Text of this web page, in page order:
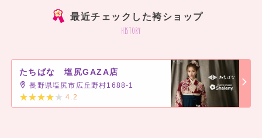
最近チェックした袴ショップ
history
たちばな 塩尻GAZA店
長野県塩尻市広丘野村1688-1
4.2